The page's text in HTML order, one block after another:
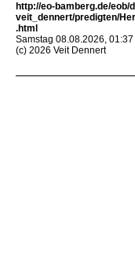
http://eo-bamberg.de/
veit_dennert/predigten/
.html
Samstag 08.08.2026,
(c) 2026 Veit Dennert